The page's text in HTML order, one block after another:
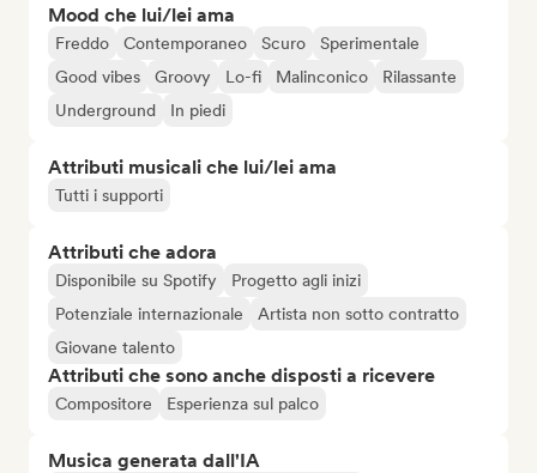
Mood che lui/lei ama
Freddo Contemporaneo Scuro
Sperimentale
Good vibes
Groovy Lo-fi Malinconico
Rilassante
Underground
In piedi
Attributi musicali che lui/lei ama
Tutti i supporti
Attributi che adora
Disponibile su Spotify
Progetto agli inizi
Potenziale internazionale
Artista non sotto contratto
Giovane talento
Attributi che sono anche disposti a ricevere
Compositore Esperienza sul palco
Musica generata dall'IA